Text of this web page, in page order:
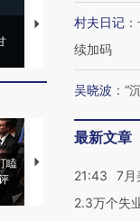
马航飞行员跨国走私
粒摇头丸 尿检体内含
瞌
韩国高温创百年纪录
警告停止一切户外活
村夫日记 ：
续加码
吴晓波 ： “
最新文章
21:43
7月
2.3万个失